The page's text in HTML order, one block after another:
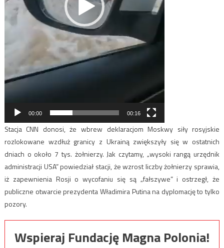
00:00 00:16
Stacja CNN donosi, że wbrew deklaracjom Moskwy siły rosyjskie
rozlokowane wzdłuż granicy z Ukrainą zwiększyły się w ostatnich
dniach o około 7 tys. żołnierzy. Jak czytamy, „wysoki rangą urzędnik
administracji USA” powiedział stacji, że wzrost liczby żołnierzy sprawia,
iż zapewnienia Rosji o wycofaniu się są „fałszywe” i ostrzegł, że
publiczne otwarcie prezydenta Władimira Putina na dyplomację to tylko
pozory.
Wspieraj Fundację Magna Polonia!